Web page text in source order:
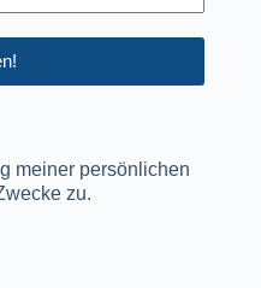
meiner persönlichen
zu.